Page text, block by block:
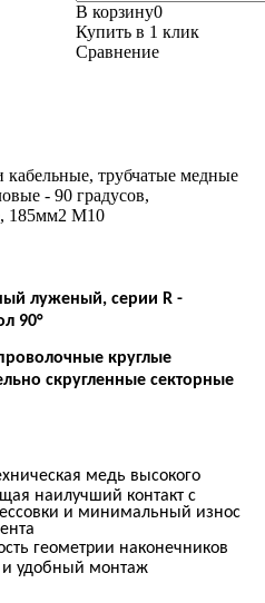
В корзину0
Купить в 1 клик
Сравнение
кабельные, трубчатые медные
- 90 градусов,
185мм2 М10
луженый, серии R -
90°
круглые
скругленные секторные
медь высокого
наилучший контакт с
и минимальный износ
геометрии наконечников
и удобный монтаж